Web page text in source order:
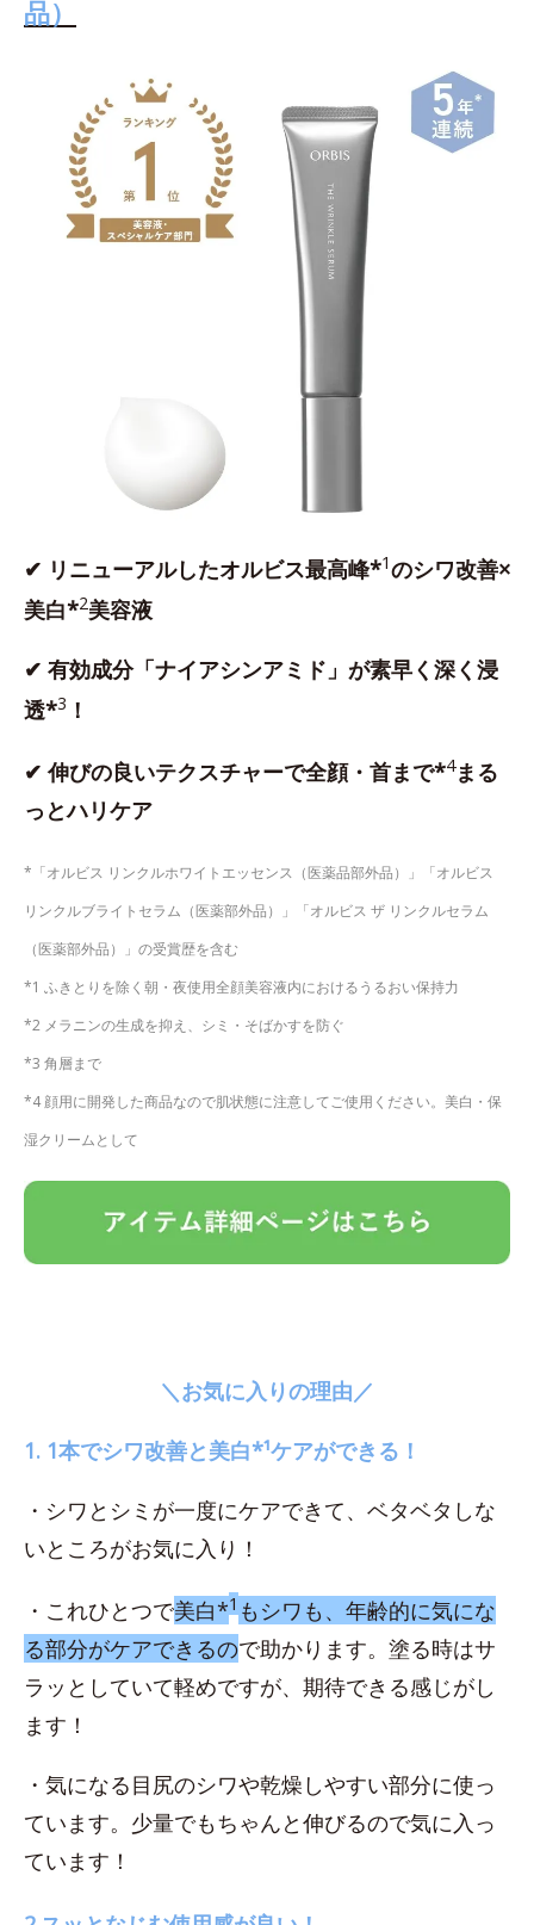
品）
✔ リニューアルしたオルビス最高峰*1のシワ改善×
美白*2美容液
✔ 有効成分「ナイアシンアミド」が素早く深く浸
透*3 ！
✔ 伸びの良いテクスチャーで全顔・首まで*4まる
っとハリケア
*「オルビス リンクルホワイトエッセンス（医薬品部外品）」「オルビス
リンクルブライトセラム（医薬部外品）」「オルビス ザ リンクルセラム
（医薬部外品）」の受賞歴を含む
*1 ふきとりを除く朝・夜使用全顔美容液内におけるうるおい保持力
*2 メラニンの生成を抑え、シミ・そばかすを防ぐ
*3 角層まで
*4 顔用に開発した商品なので肌状態に注意してご使用ください。美白・保
湿クリームとして
＼お気に入りの理由／
1. 1本でシワ改善と美白*¹ケアができる！
・シワとシミが一度にケアできて、ベタベタしな
いところがお気に入り！
・これひとつで美白*1 もシワも、年齢的に気にな
る部分がケアできるので助かります。塗る時はサ
ラッとしていて軽めですが、期待できる感じがし
ます！
・気になる目尻のシワや乾燥しやすい部分に使っ
ています。少量でもちゃんと伸びるので気に入っ
ています！